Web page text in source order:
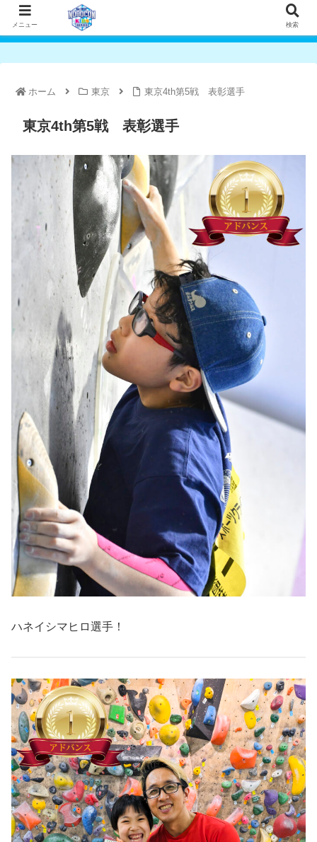
ホーム 東京 東京4th第5戦 表彰選手
東京4th第5戦 表彰選手
ハネイシマヒロ選手！
メニュー 検索